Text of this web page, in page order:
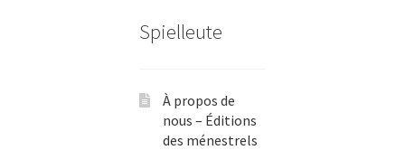
Spielleute
À propos de
nous – Éditions
des ménestrels